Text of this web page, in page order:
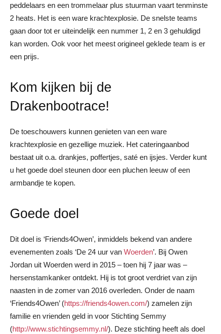
peddelaars en een trommelaar plus stuurman vaart tenminste
2 heats. Het is een ware krachtexplosie. De snelste teams
gaan door tot er uiteindelijk een nummer 1, 2 en 3 gehuldigd
kan worden. Ook voor het meest origineel geklede team is er
een prijs.
Kom kijken bij de
Drakenbootrace!
De toeschouwers kunnen genieten van een ware
krachtexplosie en gezellige muziek. Het cateringaanbod
bestaat uit o.a. drankjes, poffertjes, saté en ijsjes. Verder kunt
u het goede doel steunen door een pluchen leeuw of een
armbandje te kopen.
Goede doel
Dit doel is ‘Friends4Owen’, inmiddels bekend van andere
evenementen zoals ‘De 24 uur van Woerden’. Bij Owen
Jordan uit Woerden werd in 2015 – toen hij 7 jaar was –
hersenstamkanker ontdekt. Hij is tot groot verdriet van zijn
naasten in de zomer van 2016 overleden. Onder de naam
‘Friends4Owen’ (https://friends4owen.com/) zamelen zijn
familie en vrienden geld in voor Stichting Semmy
(http://www.stichtingsemmy.nl/). Deze stichting heeft als doel